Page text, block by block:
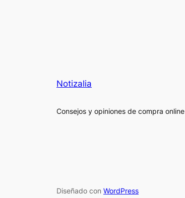
Notizalia
Consejos y opiniones de compra online
Diseñado con WordPress